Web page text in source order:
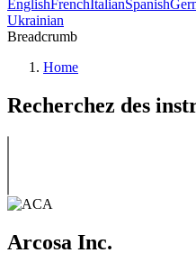
EnglishFrenchItalianSpanish
Ukrainian
Breadcrumb
Home
Recherchez des
Arcosa Inc.